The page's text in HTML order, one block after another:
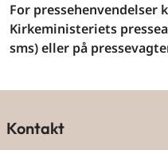
For pressehenvendelser
Kirkeministeriets
sms) eller på
Kontakt